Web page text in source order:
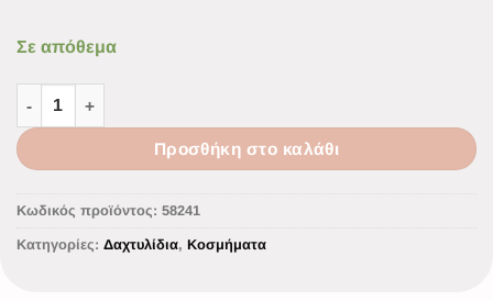
Σε απόθεμα
Προσθήκη στο καλάθι
Κωδικός προϊόντος: 58241
Κατηγορίες: Δαχτυλίδια, Κοσμήματα